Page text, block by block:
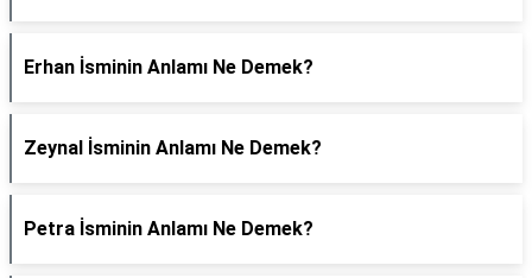
Erhan İsminin Anlamı Ne Demek?
Zeynal İsminin Anlamı Ne Demek?
Petra İsminin Anlamı Ne Demek?